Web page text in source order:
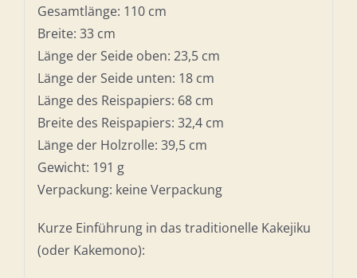
Gesamtlänge: 110 cm
Breite: 33 cm
Länge der Seide oben: 23,5 cm
Länge der Seide unten: 18 cm
Länge des Reispapiers: 68 cm
Breite des Reispapiers: 32,4 cm
Länge der Holzrolle: 39,5 cm
Gewicht: 191 g
Verpackung: keine Verpackung
Kurze Einführung in das traditionelle Kakejiku
(oder Kakemono):